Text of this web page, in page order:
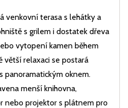
venkovní terasa s lehátky a
s grilem i dostatek dřeva
vytopení kamen během
větší relaxaci se postará
panoramatickým oknem.
menší knihovna,
nebo projektor s plátnem pro